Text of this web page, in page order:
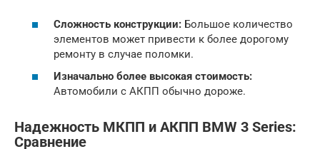
Сложность конструкции: Большое количество
элементов может привести к более дорогому
ремонту в случае поломки.
Изначально более высокая стоимость:
Автомобили с АКПП обычно дороже.
Надежность МКПП и АКПП BMW 3 Series:
Сравнение